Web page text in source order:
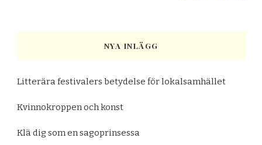
NYA INLÄGG
Litterära festivalers betydelse för lokalsamhället
Kvinnokroppen och konst
Klä dig som en sagoprinsessa